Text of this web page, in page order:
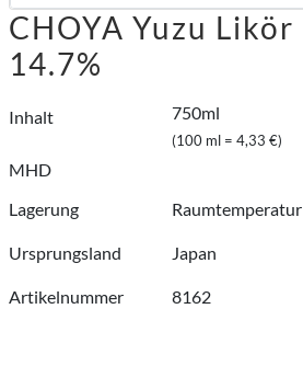
CHOYA Yuzu Likör
14.7%
Inhalt 750ml
(100 ml = 4,33 €)
MHD
Lagerung
Raumtemperatur
Ursprungsland Japan
Artikelnummer 8162